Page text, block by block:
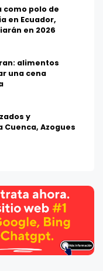
como polo de
en Ecuador,
en 2026
alimentos
una cena
y
Cuenca, Azogues